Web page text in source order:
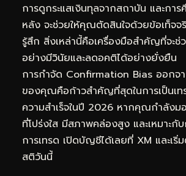
การดูกระแสเงินทุลจากสถาบัน และกา
หลัง จะช่วยให้คุณตัดสินใจด้วยข้อเท็จจ
รู้สึก สิ่งเหล่านี้คือเครื่องมือสำคัญที่จะช่
อย่างมีวินัยและลดอคติได้อย่างยั่งยืน
การกำจัด Confirmation Bias ออกจา
ของคุณคือก้าวสำคัญที่สุดในการเป็นเท
ความสำเร็จในปี 2026 หากคุณกำลังม
ที่โปร่งใส มีสภาพคล่องสูง และเหมาะกั
การเทรด เปิดบัญชีได้เลยที่ XM และเ
สติวันนี้